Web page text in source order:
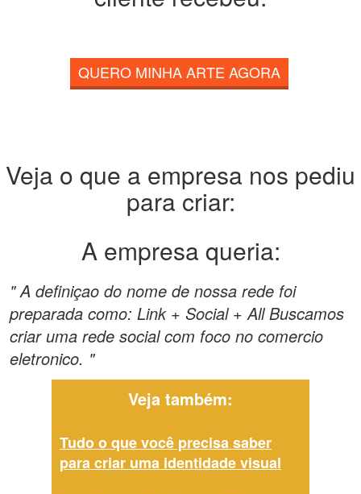
QUERO MINHA ARTE AGORA
Veja o que a empresa nos pediu
para criar:
A empresa queria:
" A definiçao do nome de nossa rede foi
preparada como: Link + Social + All Buscamos
criar uma rede social com foco no comercio
eletronico. "
Veja também:
Tudo o que você precisa saber
para criar uma identidade visual